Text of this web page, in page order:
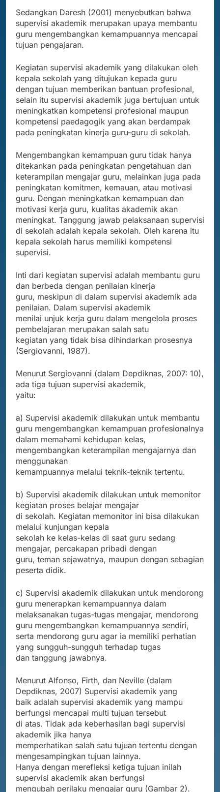
Sedangkan Daresh (2001) menyebutkan bahwa
supervisi akademik merupakan upaya membantu
guru mengembangkan kemampuannya mencapai
tujuan pengajaran.
Kegiatan supervisi akademik yang dilakukan oleh
kepala sekolah yang ditujukan kepada guru
dengan tujuan memberikan bantuan profesional,
selain itu supervisi akademik juga bertujuan untuk
meningkatkan kompetensi profesional maupun
kompetensi paedagogik yang akan berdampak
pada peningkatan kinerja guru-guru di sekolah.
Mengembangkan kemampuan guru tidak hanya
ditekankan pada peningkatan pengetahuan dan
keterampilan mengajar guru, melainkan juga pada
peningkatan komitmen, kemauan, atau motivasi
guru. Dengan meningkatkan kemampuan dan
motivasi kerja guru, kualitas akademik akan
meningkat. Tanggung jawab pelaksanaan supervisi
di sekolah adalah kepala sekolah. Oleh karena itu
kepala sekolah harus memiliki kompetensi
supervisi.
Inti dari kegiatan supervisi adalah membantu guru
dan berbeda dengan penilaian kinerja
guru, meskipun di dalam supervisi akademik ada
penilaian. Dalam supervisi akademik
menilai unjuk kerja guru dalam mengelola proses
pembelajaran merupakan salah satu
kegiatan yang tidak bisa dihindarkan prosesnya
(Sergiovanni, 1987).
Menurut Sergiovanni (dalam Depdiknas, 2007: 10),
ada tiga tujuan supervisi akademik,
yaitu:
a) Supervisi akademik dilakukan untuk membantu
guru mengembangkan kemampuan profesionalnya
dalam memahami kehidupan kelas,
mengembangkan keterampilan mengajarnya dan
menggunakan
kemampuannya melalui teknik-teknik tertentu.
b) Supervisi akademik dilakukan untuk memonitor
kegiatan proses belajar mengajar
di sekolah. Kegiatan memonitor ini bisa dilakukan
melalui kunjungan kepala
sekolah ke kelas-kelas di saat guru sedang
mengajar, percakapan pribadi dengan
guru, teman sejawatnya, maupun dengan sebagian
peserta didik.
c) Supervisi akademik dilakukan untuk mendorong
guru menerapkan kemampuannya dalam
melaksanakan tugas-tugas mengajar, mendorong
guru mengembangkan kemampuannya sendiri,
serta mendorong guru agar ia memiliki perhatian
yang sungguh-sungguh terhadap tugas
dan tanggung jawabnya.
Menurut Alfonso, Firth, dan Neville (dalam
Depdiknas, 2007) Supervisi akademik yang
baik adalah supervisi akademik yang mampu
berfungsi mencapai multi tujuan tersebut
di atas. Tidak ada keberhasilan bagi supervisi
akademik jika hanya
memperhatikan salah satu tujuan tertentu dengan
mengesampingkan tujuan lainnya.
Hanya dengan merefleksi ketiga tujuan inilah
supervisi akademik akan berfungsi
mengubah perilaku mengajar guru (Gambar 2).